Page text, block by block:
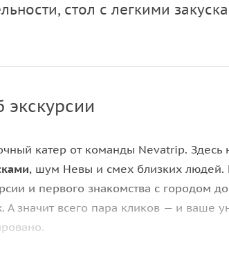
стол с легкими
катер от команды Nevatrip. Здесь
, шум Невы и смех близких людей.
и первого знакомства с городом
А значит всего пара кликов — и ваше
катера — расширенное пространство и